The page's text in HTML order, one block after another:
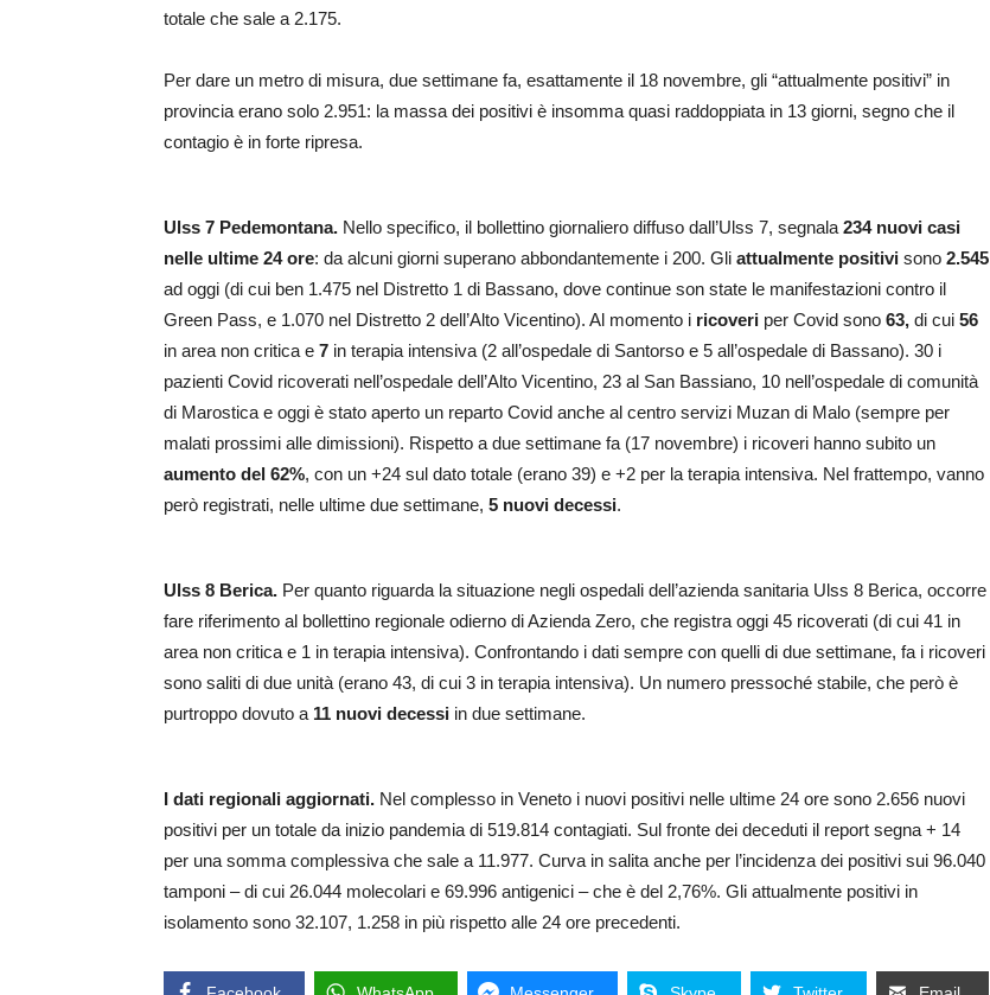
totale che sale a 2.175.
Per dare un metro di misura, due settimane fa, esattamente il 18 novembre, gli “attualmente positivi” in
provincia erano solo 2.951: la massa dei positivi è insomma quasi raddoppiata in 13 giorni, segno che il
contagio è in forte ripresa.
Ulss 7 Pedemontana. Nello specifico, il bollettino giornaliero diffuso dall’Ulss 7, segnala 234 nuovi casi
nelle ultime 24 ore: da alcuni giorni superano abbondantemente i 200. Gli attualmente positivi sono 2.545
ad oggi (di cui ben 1.475 nel Distretto 1 di Bassano, dove continue son state le manifestazioni contro il
Green Pass, e 1.070 nel Distretto 2 dell’Alto Vicentino). Al momento i ricoveri per Covid sono 63, di cui 56
in area non critica e 7 in terapia intensiva (2 all’ospedale di Santorso e 5 all’ospedale di Bassano). 30 i
pazienti Covid ricoverati nell’ospedale dell’Alto Vicentino, 23 al San Bassiano, 10 nell’ospedale di comunità
di Marostica e oggi è stato aperto un reparto Covid anche al centro servizi Muzan di Malo (sempre per
malati prossimi alle dimissioni). Rispetto a due settimane fa (17 novembre) i ricoveri hanno subito un
aumento del 62%, con un +24 sul dato totale (erano 39) e +2 per la terapia intensiva. Nel frattempo, vanno
però registrati, nelle ultime due settimane, 5 nuovi decessi.
Ulss 8 Berica. Per quanto riguarda la situazione negli ospedali dell’azienda sanitaria Ulss 8 Berica, occorre
fare riferimento al bollettino regionale odierno di Azienda Zero, che registra oggi 45 ricoverati (di cui 41 in
area non critica e 1 in terapia intensiva). Confrontando i dati sempre con quelli di due settimane, fa i ricoveri
sono saliti di due unità (erano 43, di cui 3 in terapia intensiva). Un numero pressoché stabile, che però è
purtroppo dovuto a 11 nuovi decessi in due settimane.
I dati regionali aggiornati. Nel complesso in Veneto i nuovi positivi nelle ultime 24 ore sono 2.656 nuovi
positivi per un totale da inizio pandemia di 519.814 contagiati. Sul fronte dei deceduti il report segna + 14
per una somma complessiva che sale a 11.977. Curva in salita anche per l’incidenza dei positivi sui 96.040
tamponi – di cui 26.044 molecolari e 69.996 antigenici – che è del 2,76%. Gli attualmente positivi in
isolamento sono 32.107, 1.258 in più rispetto alle 24 ore precedenti.